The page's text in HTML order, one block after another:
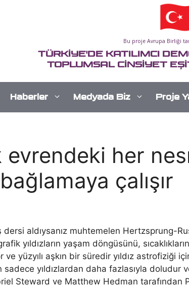
Bu proje Avrupa Birliği
TÜRKİYE'DE KATILIMCI
TOPLUMSAL CİNSİYET
Haberler Medyada Biz Proje
evrendeki her
çalışır
aldıysanız muhtemelen Hertzsprung-
yıldızların yaşam döngüsünü,
ve yüzyılı aşkın bir süredir yıldız astrofiziği
yıldızlardan daha fazlasıyla doludur
Steward ve Matthew Hedman tarafından